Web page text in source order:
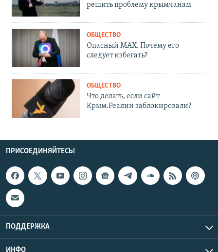
решить проблему крымчанам
ОБЩЕСТВО
Опасный MAX. Почему его
следует избегать?
ОБЩЕСТВО
Что делать, если сайт
Крым.Реалии заблокировали?
ПРИСОЕДИНЯЙТЕСЬ!
ПОДДЕРЖКА
ИНФО